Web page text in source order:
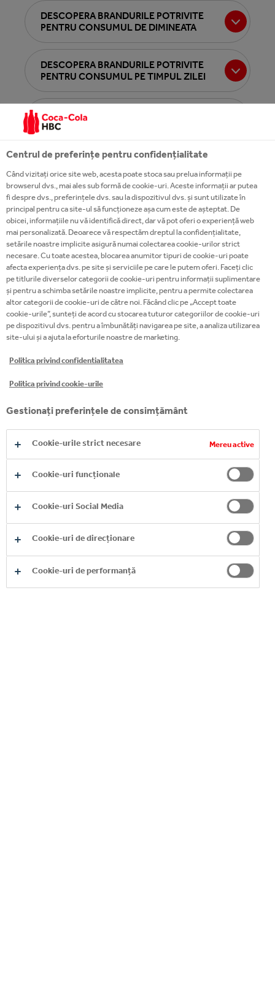
DESCOPERA BRANDURILE POTRIVITE
PENTRU CONSUMUL DE DIMINEATA
DESCOPERA BRANDURILE POTRIVITE
PENTRU CONSUMUL PE TIMPUL ZILEI
DESCOPERA BRANDURILE POTRIVITE
PENTRU CONSUMUL DE SEARA
DESCOPERA BRANDURILE POTRIVITE
PENTRU CONSUMUL DE SEARA TARZIU
S-AR PUTEA SA-TI PLACA SI
PORTOFOLIU NOSTRU 24/7
Centrul de preferințe pentru confidențialitate
Când vizitați orice site web, acesta poate stoca sau prelua informații pe
browserul dvs., mai ales sub formă de cookie-uri. Aceste informații ar putea
fi despre dvs., preferințele dvs. sau la dispozitivul dvs. și sunt utilizate în
principal pentru ca site-ul să funcționeze așa cum este de așteptat. De
obicei, informațiile nu vă identifică direct, dar vă pot oferi o experiență web
mai personalizată. Deoarece vă respectăm dreptul la confidențialitate,
setările noastre implicite asigură numai colectarea cookie-urilor strict
necesare. Cu toate acestea, blocarea anumitor tipuri de cookie-uri poate
afecta experiența dvs. pe site și serviciile pe care le putem oferi. Faceți clic
pe titlurile diverselor categorii de cookie-uri pentru informații suplimentare
și pentru a schimba setările noastre implicite, pentru a permite colectarea
altor categorii de cookie-uri de către noi. Făcând clic pe „Accept toate
cookie-urile”, sunteți de acord cu stocarea tuturor categoriilor de cookie-uri
pe dispozitivul dvs. pentru a îmbunătăți navigarea pe site, a analiza utilizarea
site-ului și a ajuta la eforturile noastre de marketing.
Politica privind confidentialitatea
Politica privind cookie-urile
Gestionați preferințele de consimțământ
Cookie-urile strict necesare Mereu active
Cookie-uri funcționale
Cookie-uri Social Media
Cookie-uri de direcționare
Cookie-uri de performanță